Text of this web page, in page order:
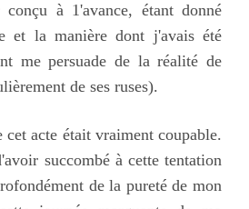
à 1'avance, étant donné
et la manière dont j'avais été
me persuade de la réalité de
de ses ruses).
cet acte était vraiment coupable.
succombé à cette tentation
de la pureté de mon